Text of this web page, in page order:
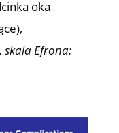
oka
skala Efrona: